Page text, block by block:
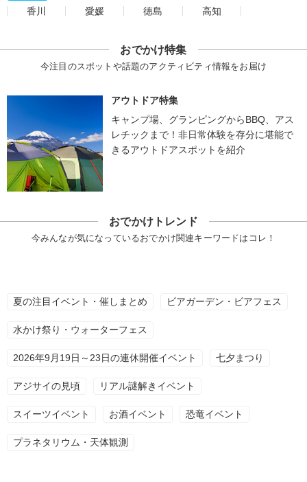
香川
愛媛 徳島 高知
おでかけ特集
今注目のスポットや話題のアクティビティ情報をお届け
アウトドア特集
キャンプ場、グランピングからBBQ、アス
レチックまで！非日常体験を存分に堪能で
きるアウトドアスポットを紹介
おでかけトレンド
今みんなが気になっているおでかけ関連キーワードはコレ！
夏の注目イベント・催しまとめ ビアガーデン・ビアフェス
水かけ祭り・ウォーターフェス
2026年9月19日～23日の連休開催イベント 七夕まつり
アジサイの見頃 リアル謎解きイベント
スイーツイベント お酒イベント 恐竜イベント
プラネタリウム・天体観測